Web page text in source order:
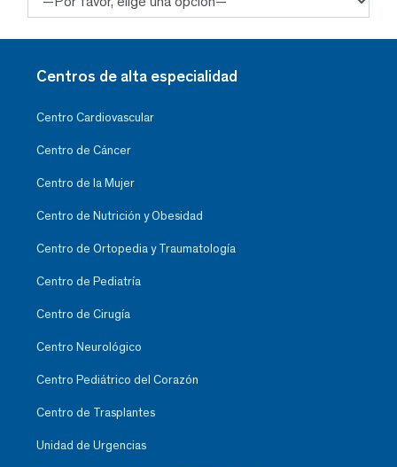
Centros de alta especialidad
Centro Cardiovascular
Centro de Cáncer
Centro de la Mujer
Centro de Nutrición y Obesidad
Centro de Ortopedia y Traumatología
Centro de Pediatría
Centro de Cirugía
Centro Neurológico
Centro Pediátrico del Corazón
Centro de Trasplantes
Unidad de Urgencias